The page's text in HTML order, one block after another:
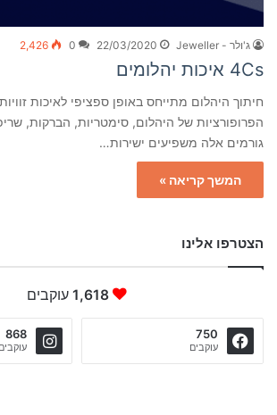
ג'ולר - Jeweller 22/03/2020
0
2,426
4Cs איכות יהלומים
חיתוך היהלום מתייחס באופן ספציפי לאיכות
הפרופורציות של היהלום, סימטריות, הברקות,
גורמים אלה משפיעים ישירות…
המשך קריאה »
הצטרפו אלינו
1,618 עוקבים
750
עוקבים
868
עוקבים